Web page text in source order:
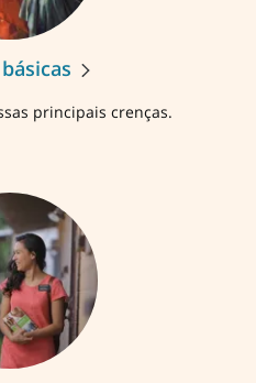
principais crenças.